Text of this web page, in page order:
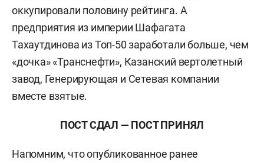
оккупировали половину рейтинга. А
предприятия из империи Шафагата
Тахаутдинова из Топ-50 заработали больше, чем
«дочка» «Транснефти», Казанский вертолетный
завод, Генерирующая и Сетевая компании
вместе взятые.
ПОСТ СДАЛ — ПОСТ ПРИНЯЛ
Напомним, что опубликованное ранее